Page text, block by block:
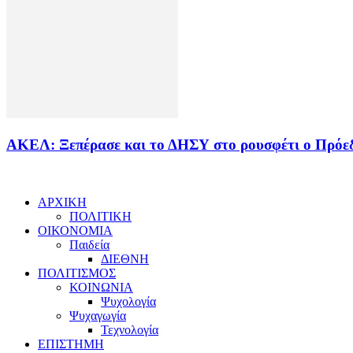
ΑΚΕΛ: Ξεπέρασε και το ΔΗΣΥ στο ρουσφέτι ο
ΑΡΧΙΚΗ
ΠΟΛΙΤΙΚΗ
ΟΙΚΟΝΟΜΙΑ
Παιδεία
ΔΙΕΘΝΗ
ΠΟΛΙΤΙΣΜΟΣ
ΚΟΙΝΩΝΙΑ
Ψυχολογία
Ψυχαγωγία
Τεχνολογία
ΕΠΙΣΤΗΜΗ